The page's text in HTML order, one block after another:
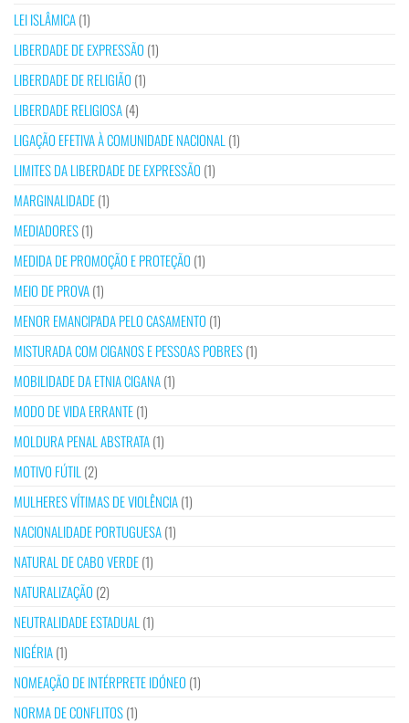
LEI ISLÂMICA(1)
LIBERDADE DE EXPRESSÃO (1)
LIBERDADE DE RELIGIÃO (1)
LIBERDADE RELIGIOSA(4)
LIGAÇÃO EFETIVA À COMUNIDADE NACIONAL (1)
LIMITES DA LIBERDADE DE EXPRESSÃO (1)
MARGINALIDADE(1)
MEDIADORES(1)
MEDIDA DE PROMOÇÃO E PROTEÇÃO (1)
MEIO DE PROVA(1)
MENOR EMANCIPADA PELO CASAMENTO (1)
MISTURADA COM CIGANOS E PESSOAS POBRES(1)
MOBILIDADE DA ETNIA CIGANA(1)
MODO DE VIDA ERRANTE(1)
MOLDURA PENAL ABSTRATA(1)
MOTIVO FÚTIL (2)
MULHERES VÍTIMAS DE VIOLÊNCIA(1)
NACIONALIDADE PORTUGUESA(1)
NATURAL DE CABO VERDE(1)
NATURALIZAÇÃO (2)
NEUTRALIDADE ESTADUAL (1)
NIGÉRIA(1)
NOMEAÇÃO DE INTÉRPRETE IDÓNEO (1)
NORMA DE CONFLITOS(1)